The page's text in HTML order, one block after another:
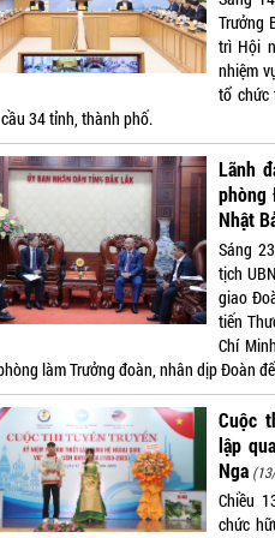
Trưởng
trì Hội
nhiệm
tổ chức
34 tỉnh, thành phố.
Lãnh
phòng
Nhật
Sáng
tịch
giao
tiến
Chí
làm Trưởng đoàn, nhân dịp Đoàn
Cuộc
lập
Nga
Chiều
chức